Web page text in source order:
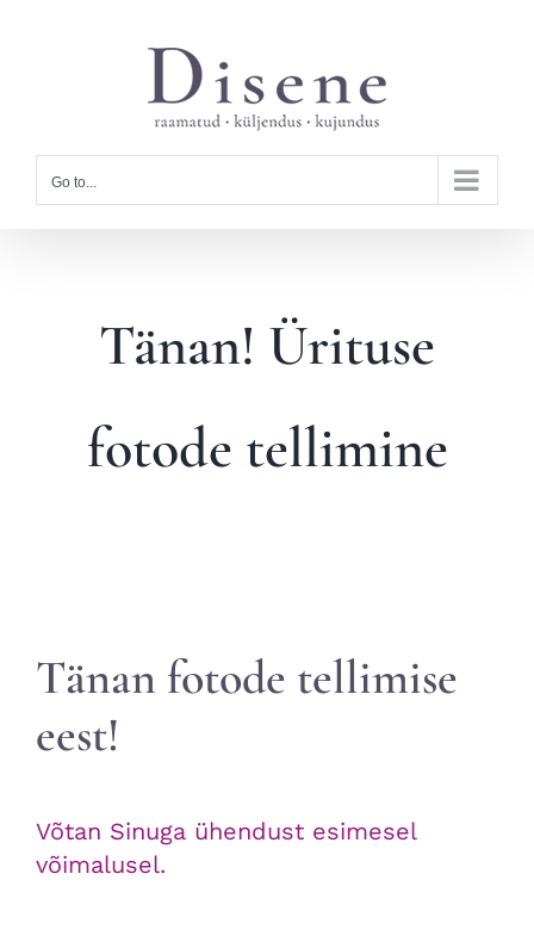
Go to...
Tänan! Ürituse
fotode tellimine
Tänan fotode tellimise
eest!
Võtan Sinuga ühendust esimesel
võimalusel.